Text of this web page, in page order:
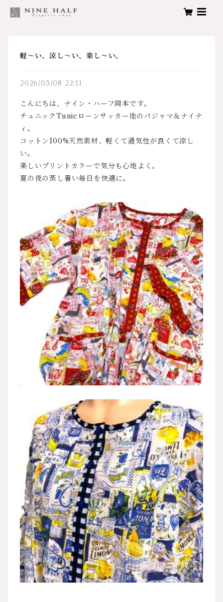
軽～い、涼し～い、楽し～い。
2026/05/08 22:11
こんにちは、ナイン・ハーフ岡本です。
チュニックTunicローンサッカー地のパジャマ＆ナイテ
ィ。
コットン100%天然素材、軽くて通気性が良くて涼し
い。
楽しいプリントカラーで気分も心地よく。
夏の夜の蒸し暑い毎日を快適に。